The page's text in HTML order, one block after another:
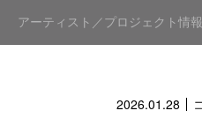
アーティスト／プロジェクト情報
2026.01.28